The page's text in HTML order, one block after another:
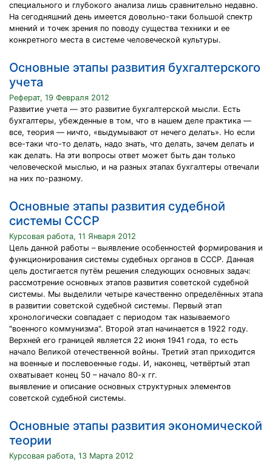
специального и глубокого анализа лишь сравнительно недавно.
На сегодняшний день имеется довольно-таки большой спектр
мнений и точек зрения по поводу существа техники и ее
конкретного места в системе человеческой культуры.
Основные этапы развития бухгалтерского
учета
Реферат, 19 Февраля 2012
Развитие учета — это развитие бухгалтерской мысли. Есть
бухгалтеры, убежденные в том, что в нашем деле практика —
все, теория — ничто, «выдумывают от нечего делать». Но если
все-таки что-то делать, надо знать, что делать, зачем делать и
как делать. На эти вопросы ответ может быть дан только
человеческой мыслью, и на разных этапах бухгалтеры отвечали
на них по-разному.
Основные этапы развития судебной
системы СССР
Курсовая работа, 11 Января 2012
Цель данной работы – выявление особенностей формирования и
функционирования системы судебных органов в СССР. Данная
цель достигается путём решения следующих основных задач:
рассмотрение основных этапов развития советской судебной
системы. Мы выделили четыре качественно определённых этапа
в развитии советской судебной системы. Первый этап
хронологически совпадает с периодом так называемого
"военного коммунизма". Второй этап начинается в 1922 году.
Верхней его границей является 22 июня 1941 года, то есть
начало Великой отечественной войны. Третий этап приходится
на военные и послевоенные годы. И, наконец, четвёртый этап
охватывает конец 50 – начало 80-х гг.
выявление и описание основных структурных элементов
советской судебной системы.
Основные этапы развития экономической
теории
Курсовая работа, 13 Марта 2012